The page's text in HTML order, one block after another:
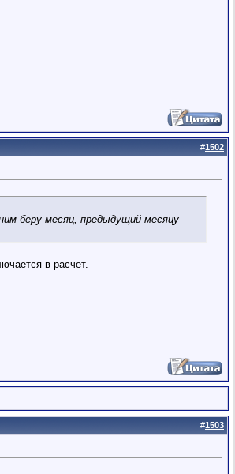
#1502
беру месяц, предыдущий месяцу
в расчет.
#1503